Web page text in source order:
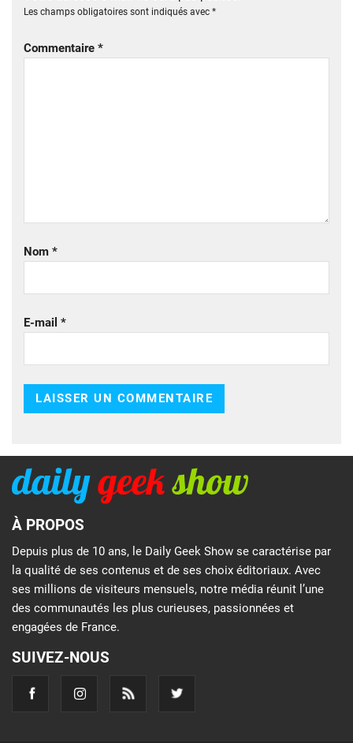
Les champs obligatoires sont indiqués avec *
Commentaire *
Nom *
E-mail *
À PROPOS
Depuis plus de 10 ans, le Daily Geek Show se caractérise par
la qualité de ses contenus et de ses choix éditoriaux. Avec
ses millions de visiteurs mensuels, notre média réunit l’une
des communautés les plus curieuses, passionnées et
engagées de France.
SUIVEZ-NOUS